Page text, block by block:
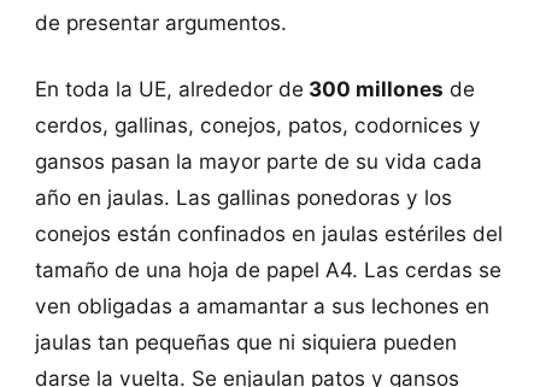
de presentar argumentos.
En toda la UE, alrededor de 300 millones de
cerdos, gallinas, conejos, patos, codornices y
gansos pasan la mayor parte de su vida cada
año en jaulas. Las gallinas ponedoras y los
conejos están confinados en jaulas estériles del
tamaño de una hoja de papel A4. Las cerdas se
ven obligadas a amamantar a sus lechones en
jaulas tan pequeñas que ni siquiera pueden
darse la vuelta. Se enjaulan patos y gansos